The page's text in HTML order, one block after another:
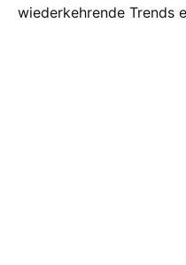
wiederkehrende Trends